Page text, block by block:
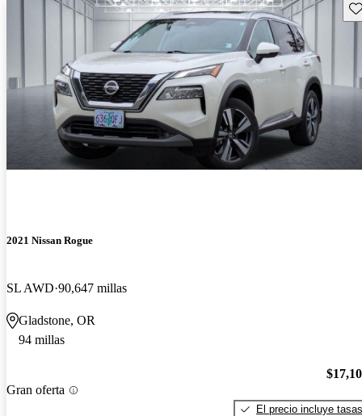
2021 Nissan Rogue
SL AWD 90,647 millas
Gladstone, OR
94 millas
Gran oferta
El precio incluye tasas